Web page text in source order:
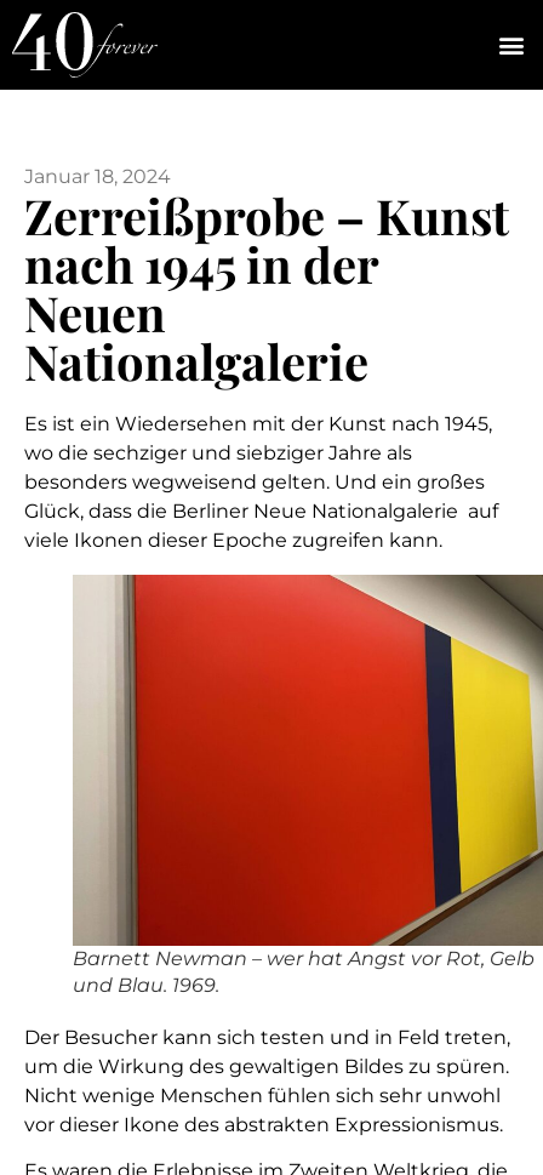
Januar 18, 2024
Zerreißprobe – Kunst
nach 1945 in der
Neuen
Nationalgalerie
Es ist ein Wiedersehen mit der Kunst nach 1945,
wo die sechziger und siebziger Jahre als
besonders wegweisend gelten. Und ein großes
Glück, dass die Berliner Neue Nationalgalerie auf
viele Ikonen dieser Epoche zugreifen kann.
Barnett Newman – wer hat Angst vor Rot, Gelb
und Blau. 1969.
Der Besucher kann sich testen und in Feld treten,
um die Wirkung des gewaltigen Bildes zu spüren.
Nicht wenige Menschen fühlen sich sehr unwohl
vor dieser Ikone des abstrakten Expressionismus.